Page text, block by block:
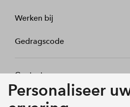
Werken bij
Gedragscode
Contact
Mijn profiel